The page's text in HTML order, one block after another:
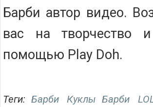
Барби автор видео.
вас на творчество
помощью Play Doh.
Теги: Барби Куклы Барби